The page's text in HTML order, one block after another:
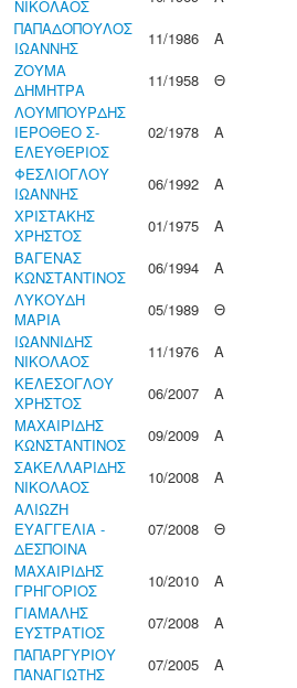
ΝΙΚΟΛΑΟΣ
ΠΑΠΑΔΟΠΟΥΛΟΣ
ΙΩΑΝΝΗΣ
11/1986
Α
ΖΟΥΜΑ
ΔΗΜΗΤΡΑ
11/1958 Θ
ΛΟΥΜΠΟΥΡΔΗΣ
ΙΕΡΟΘΕΟ Σ-
ΕΛΕΥΘΕΡΙΟΣ
02/1978 Α
ΦΕΣΛΙΟΓΛΟΥ
ΙΩΑΝΝΗΣ
06/1992
Α
ΧΡΙΣΤΑΚΗΣ
ΧΡΗΣΤΟΣ
01/1975
Α
ΒΑΓΕΝΑΣ
ΚΩΝΣΤΑΝΤΙΝΟΣ
06/1994
Α
ΛΥΚΟΥΔΗ
ΜΑΡΙΑ
05/1989
Θ
ΙΩΑΝΝΙΔΗΣ
ΝΙΚΟΛΑΟΣ
11/1976
Α
ΚΕΛΕΣΟΓΛΟΥ
ΧΡΗΣΤΟΣ
06/2007
Α
ΜΑΧΑΙΡΙΔΗΣ
ΚΩΝΣΤΑΝΤΙΝΟΣ
09/2009
Α
ΣΑΚΕΛΛΑΡΙΔΗΣ
ΝΙΚΟΛΑΟΣ
10/2008 Α
ΑΛΙΩΖΗ
ΕΥΑΓΓΕΛΙΑ -
ΔΕΣΠΟΙΝΑ
07/2008 Θ
ΜΑΧΑΙΡΙΔΗΣ
ΓΡΗΓΟΡΙΟΣ
10/2010
Α
ΓΙΑΜΑΛΗΣ
ΕΥΣΤΡΑΤΙΟΣ
07/2008
Α
ΠΑΠΑΡΓΥΡΙΟΥ
ΠΑΝΑΓΙΩΤΗΣ
07/2005
Α